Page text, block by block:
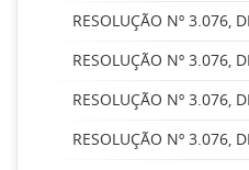
RESOLUÇÃO Nº 3.076,
RESOLUÇÃO Nº 3.076,
RESOLUÇÃO Nº 3.076,
RESOLUÇÃO Nº 3.076,